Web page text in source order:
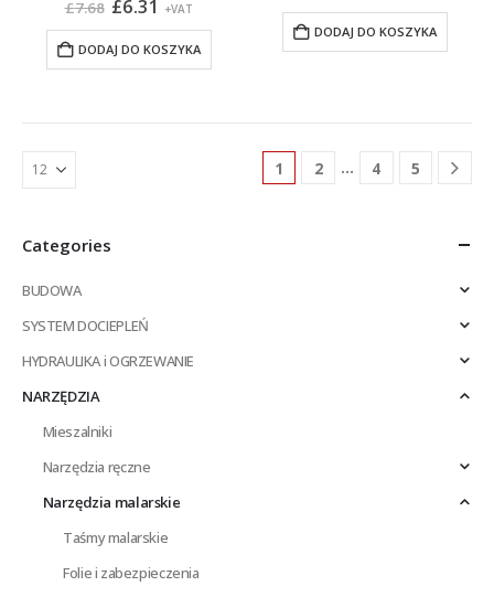
£7.68
wynosiła:
£7.68.
£6.31
wynosi:
£6.31.
+VAT
DODAJ DO KOSZYKA
wynosiła:
£11.30.
wynosi:
£9.29.
DODAJ DO KOSZYKA
1 2 … 4 5
Categories
BUDOWA
SYSTEM DOCIEPLEŃ
HYDRAULIKA i OGRZEWANIE
NARZĘDZIA
Mieszalniki
Narzędzia ręczne
Narzędzia malarskie
Taśmy malarskie
Folie i zabezpieczenia